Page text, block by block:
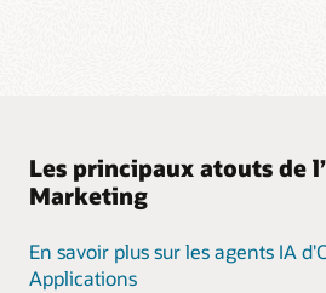
Les principaux atouts de
Marketing
En savoir plus sur les agents IA
Applications